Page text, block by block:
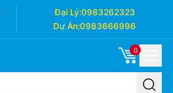
Đại Lý:0983262323
Dự Án:0983666996
0